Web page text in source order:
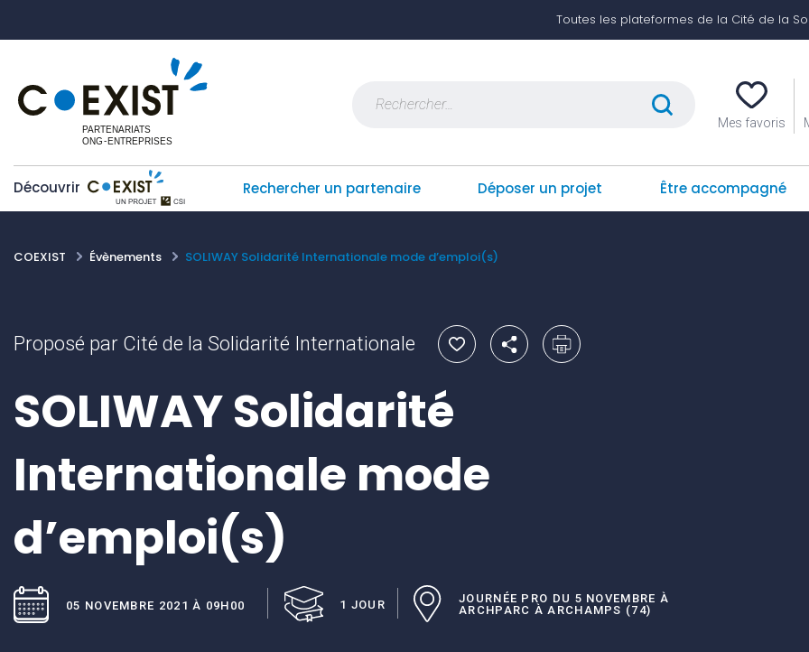
Toutes les plateformes de la Cité de la
Mes favoris
Découvrir Rechercher un partenaire Déposer un projet Être accompagné
COEXIST Évènements SOLIWAY Solidarité Internationale mode d’emploi(s)
Proposé par Cité de la Solidarité Internationale
SOLIWAY Solidarité
Internationale mode
d’emploi(s)
05 NOVEMBRE 2021 À 09H00 1 JOUR
JOURNÉE PRO DU 5 NOVEMBRE À
ARCHPARC À ARCHAMPS (74)